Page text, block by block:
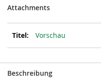
Attachments
Vorschau
Beschreibung